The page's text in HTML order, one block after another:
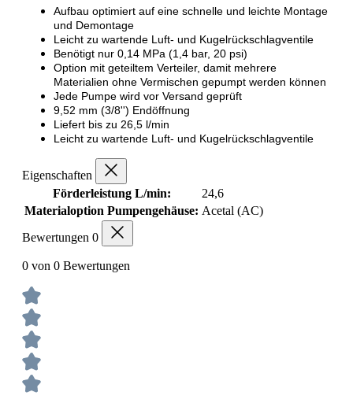
Aufbau optimiert auf eine schnelle und leichte Montage
und Demontage
Leicht zu wartende Luft- und Kugelrückschlagventile
Benötigt nur 0,14 MPa (1,4 bar, 20 psi)
Option mit geteiltem Verteiler, damit mehrere
Materialien ohne Vermischen gepumpt werden können
Jede Pumpe wird vor Versand geprüft
9,52 mm (3/8'') Endöffnung
Liefert bis zu 26,5 l/min
Leicht zu wartende Luft- und Kugelrückschlagventile
Eigenschaften
Förderleistung L/min:
24,6
Materialoption Pumpengehäuse: Acetal (AC)
Bewertungen 0
0 von 0 Bewertungen